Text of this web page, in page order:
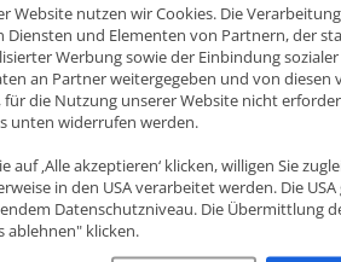
products
Website nutzen wir Cookies. Die
Diensten und Elementen von Partnern, der
Werbung sowie der Einbindung
an Partner weitergegeben und von diesen
für die Nutzung unserer Website nicht
unten widerrufen werden.
auf ‚Alle akzeptieren‘ klicken, willigen Sie
in den USA verarbeitet werden. Die
Datenschutzniveau. Die Übermittlung
ablehnen" klicken.